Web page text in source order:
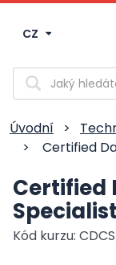
CZ
Vyhledávání
Úvodní >
>
Certified
Certified
Kód kurzu: CDCS